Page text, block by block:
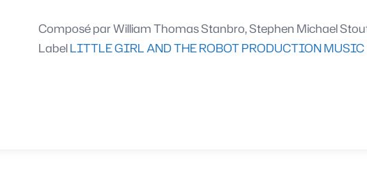
Composé parWilliam Thomas Stanbro, Stephen Michael
LabelLITTLE GIRL AND THE ROBOT PRODUCTION MUSIC